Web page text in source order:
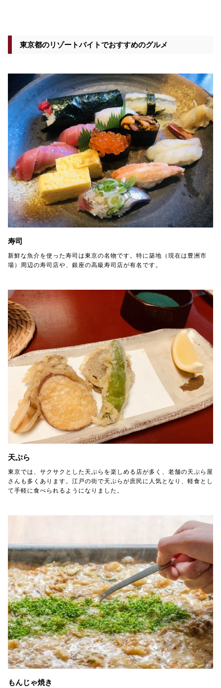
東京都のリゾートバイトでおすすめのグルメ
寿司
新鮮な魚介を使った寿司は東京の名物です。特に築地（現在は豊洲市
場）周辺の寿司店や、銀座の高級寿司店が有名です。
天ぷら
東京では、サクサクとした天ぷらを楽しめる店が多く、老舗の天ぷら屋
さんも多くあります。江戸の街で天ぷらが庶民に人気となり、軽食とし
て手軽に食べられるようになりました。
もんじゃ焼き